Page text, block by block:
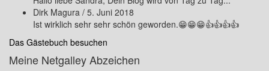
Dirk Magura / 5. Juni 2018
Ist wirklich sehr sehr schön geworden.😁😁😁👍👍👍👍
Das Gästebuch besuchen
Meine Netgalley Abzeichen